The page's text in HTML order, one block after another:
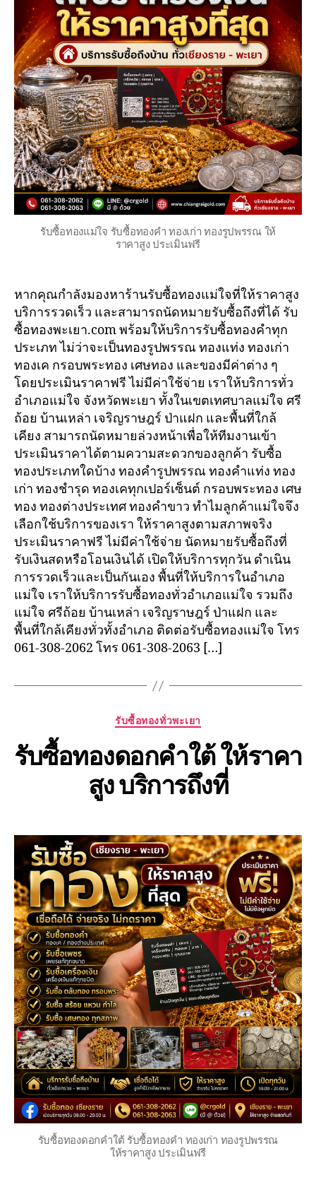
รับซื้อทองแม่ใจ รับซื้อทองคำ ทองเก่า ทองรูปพรรณ ให้
ราคาสูง ประเมินฟรี
หากคุณกำลังมองหาร้านรับซื้อทองแม่ใจที่ให้ราคาสูง
บริการรวดเร็ว และสามารถนัดหมายรับซื้อถึงที่ได้ รับ
ซื้อทองพะเยา.com พร้อมให้บริการรับซื้อทองคำทุก
ประเภท ไม่ว่าจะเป็นทองรูปพรรณ ทองแท่ง ทองเก่า
ทองเค กรอบพระทอง เศษทอง และของมีค่าต่าง ๆ
โดยประเมินราคาฟรี ไม่มีค่าใช้จ่าย เราให้บริการทั่ว
อำเภอแม่ใจ จังหวัดพะเยา ทั้งในเขตเทศบาลแม่ใจ ศรี
ถ้อย บ้านเหล่า เจริญราษฎร์ ป่าแฝก และพื้นที่ใกล้
เคียง สามารถนัดหมายล่วงหน้าเพื่อให้ทีมงานเข้า
ประเมินราคาได้ตามความสะดวกของลูกค้า รับซื้อ
ทองประเภทใดบ้าง ทองคำรูปพรรณ ทองคำแท่ง ทอง
เก่า ทองชำรุด ทองเคทุกเปอร์เซ็นต์ กรอบพระทอง เศษ
ทอง ทองต่างประเทศ ทองคำขาว ทำไมลูกค้าแม่ใจจึง
เลือกใช้บริการของเรา ให้ราคาสูงตามสภาพจริง
ประเมินราคาฟรี ไม่มีค่าใช้จ่าย นัดหมายรับซื้อถึงที่
รับเงินสดหรือโอนเงินได้ เปิดให้บริการทุกวัน ดำเนิน
การรวดเร็วและเป็นกันเอง พื้นที่ให้บริการในอำเภอ
แม่ใจ เราให้บริการรับซื้อทองทั่วอำเภอแม่ใจ รวมถึง
แม่ใจ ศรีถ้อย บ้านเหล่า เจริญราษฎร์ ป่าแฝก และ
พื้นที่ใกล้เคียงทั่วทั้งอำเภอ ติดต่อรับซื้อทองแม่ใจ โทร
061-308-2062 โทร 061-308-2063 […]
Categories
รับซื้อทองทั่วพะเยา
รับซื้อทองดอกคำใต้ ให้ราคา
สูง บริการถึงที่
รับซื้อทองดอกคำใต้ รับซื้อทองคำ ทองเก่า ทองรูปพรรณ
ให้ราคาสูง ประเมินฟรี